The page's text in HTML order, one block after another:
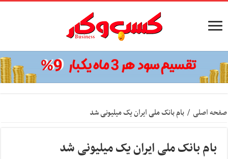
صفحه اصلی / بام بانک ملی ایران یک میلیونی شد
بام بانک ملی ایران یک میلیونی شد